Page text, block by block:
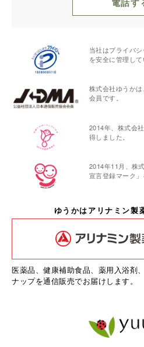
電話す
当社はプライバ
を安全に管理して
株式会社ゆうか
会員です。
2014年、株式会
得しました。
2014年11月、株
宣言登録マーク」
ゆうかはアリナミン製
医薬品、健康補助食品、薬用入浴剤
ナップを通信販売でお届けします。